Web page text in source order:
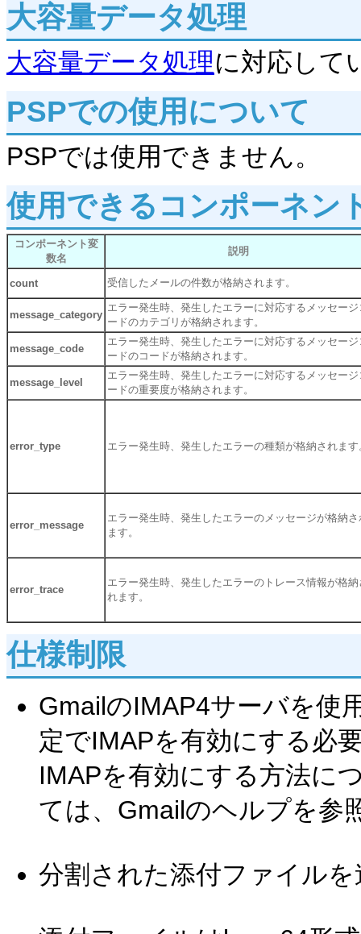
大容量データ処理
大容量データ処理に対応して
PSPでの使用について
PSPでは使用できません。
使用できるコンポーネン
コンポーネント変
数名
説明
count 受信したメールの件数が格納されます。
message_category
エラー発生時、発生したエラーに対応するメッセージ
ードのカテゴリが格納されます。
message_code
エラー発生時、発生したエラーに対応するメッセージ
ードのコードが格納されます。
message_level
エラー発生時、発生したエラーに対応するメッセージ
ードの重要度が格納されます。
error_type エラー発生時、発生したエラーの種類が格納されます
error_message
エラー発生時、発生したエラーのメッセージが格納さ
ます。
error_trace
エラー発生時、発生したエラーのトレース情報が格納
れます。
仕様制限
GmailのIMAP4サーバを使
定でIMAPを有効にする必
IMAPを有効にする方法に
ては、Gmailのヘルプを参
分割された添付ファイル